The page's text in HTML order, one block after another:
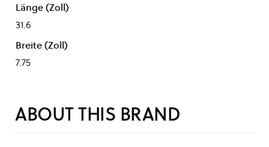
Länge (Zoll)
31.6
Breite (Zoll)
7.75
ABOUT THIS BRAND